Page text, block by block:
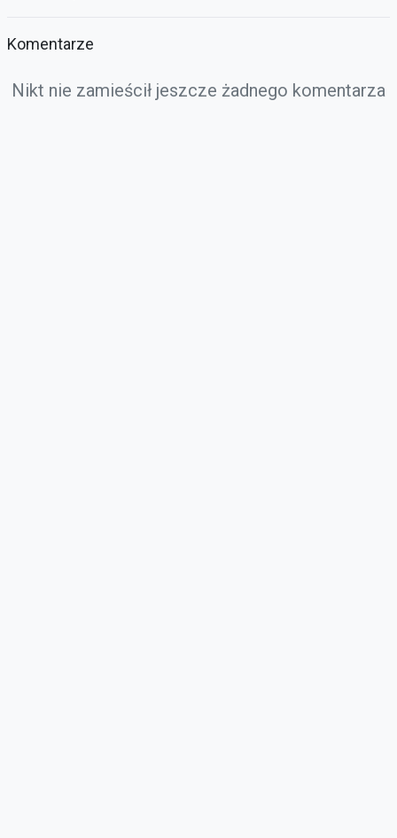
speedy sovelia
Komentarze
Nikt nie zamieścił jeszcze żadnego komentarza